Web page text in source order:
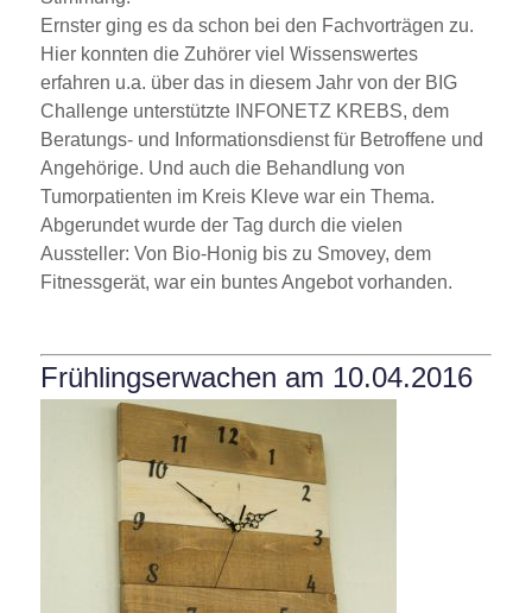
Ernster ging es da schon bei den Fachvorträgen zu.
Hier konnten die Zuhörer viel Wissenswertes
erfahren u.a. über das in diesem Jahr von der BIG
Challenge unterstützte INFONETZ KREBS, dem
Beratungs- und Informationsdienst für Betroffene und
Angehörige. Und auch die Behandlung von
Tumorpatienten im Kreis Kleve war ein Thema.
Abgerundet wurde der Tag durch die vielen
Aussteller: Von Bio-Honig bis zu Smovey, dem
Fitnessgerät, war ein buntes Angebot vorhanden.
Frühlingserwachen am 10.04.2016